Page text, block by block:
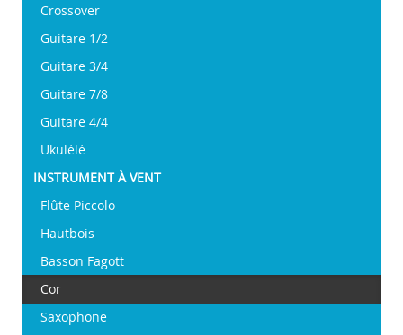
Crossover
Guitare 1/2
Guitare 3/4
Guitare 7/8
Guitare 4/4
Ukulélé
INSTRUMENT À VENT
Flûte Piccolo
Hautbois
Basson Fagott
Cor
Saxophone